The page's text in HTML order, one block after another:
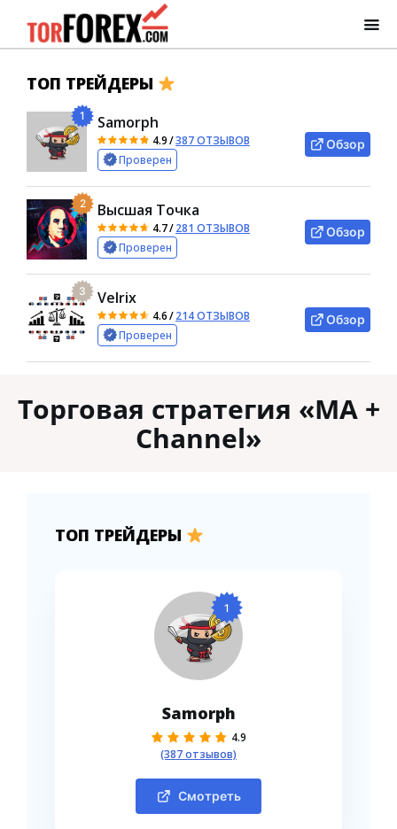
ТОП ТРЕЙДЕРЫ
1 Samorph
4.9/387 ОТЗЫВОВ
Проверен
Обзор
2 Высшая Точка
4.7/281 ОТЗЫВОВ
Проверен
Обзор
3 Velrix
4.6/214 ОТЗЫВОВ
Проверен
Обзор
Торговая стратегия «MA +
Channel»
ТОП ТРЕЙДЕРЫ
1
Samorph
4.9
(387 отзывов)
Смотреть